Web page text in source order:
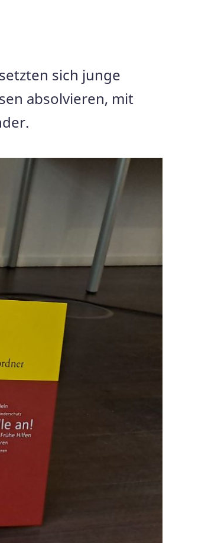
sich junge
absolvieren, mit